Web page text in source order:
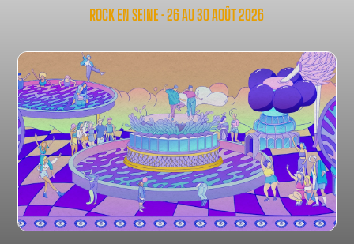
ROCK EN SEINE - 26 AU 30 AOÛT 2026